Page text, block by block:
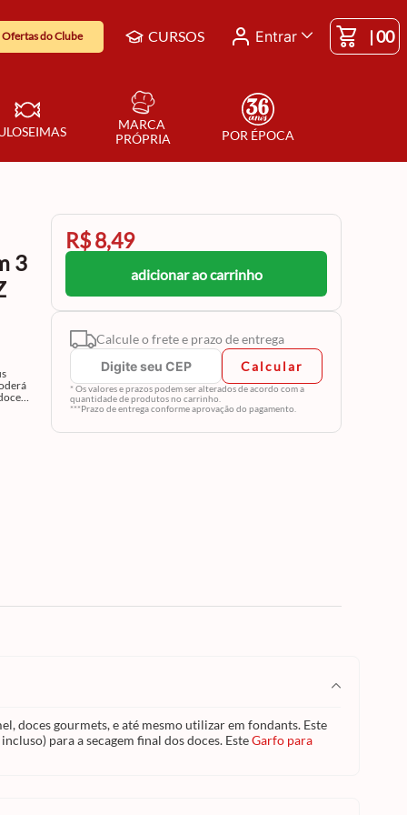
Ofertas do Clube CURSOS Entrar |00
MARCA
PRÓPRIA
POR ÉPOCA
3
R$ 8,49
adicionar ao carrinho
Calcule o frete e prazo de entrega
Calcular
* Os valores e prazos podem ser alterados de acordo com a
quantidade de produtos no carrinho.
***Prazo de entrega conforme aprovação do pagamento.
doces gourmets, e até mesmo utilizar em fondants. Este
incluso) para a secagem final dos doces. EsteGarfo para